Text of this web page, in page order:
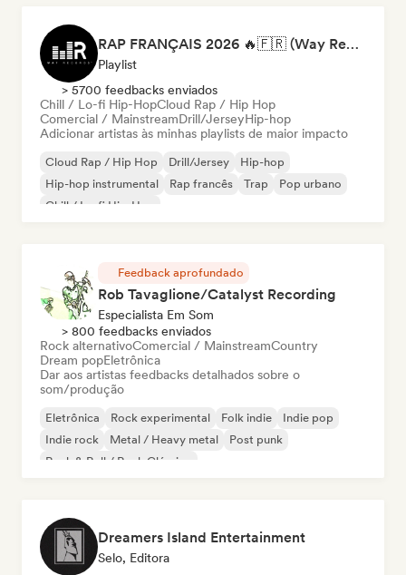
RAP FRANÇAIS 2026 🔥🇫🇷 (Way Records)
Playlist
> 5700 feedbacks enviados
Chill / Lo-fi Hip-HopCloud Rap / Hip Hop
Comercial / MainstreamDrill/JerseyHip-hop
Adicionar artistas às minhas playlists de maior impacto
Cloud Rap / Hip Hop Drill/Jersey
Hip-hop
Hip-hop instrumental
Rap francês Trap
Pop urbano
Chill / Lo-fi Hip-Hop
Feedback aprofundado
Rob Tavaglione/Catalyst Recording
Especialista Em Som
> 800 feedbacks enviados
Rock alternativoComercial / MainstreamCountry
Dream popEletrônica
Dar aos artistas feedbacks detalhados sobre o
som/produção
Eletrônica Rock experimental Folk indie
Indie pop
Indie rock
Metal / Heavy metal
Post punk
Rock & Roll / Rock Clássico
Dreamers Island Entertainment
Selo, Editora